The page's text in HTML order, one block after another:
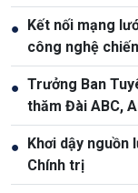
ninh lương thực
●
Kết nối mạng
công nghệ
● Trưởng Ban
thăm Đài ABC,
●
Khơi dậy nguồn
Chính trị